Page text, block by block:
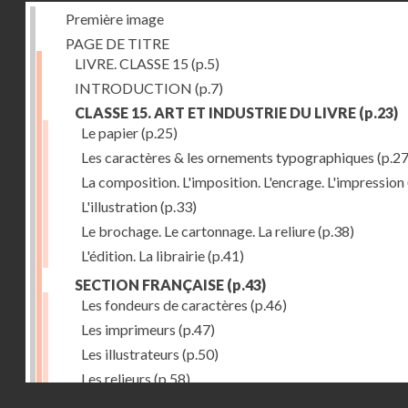
Première image
PAGE DE TITRE
LIVRE. CLASSE 15 (p.5)
INTRODUCTION (p.7)
CLASSE 15. ART ET INDUSTRIE DU LIVRE (p.23)
Le papier(p.25)
Les caractères & les ornements typographiques
La composition. L'imposition. L'encrage. L'impression
L'illustration(p.33)
Le brochage. Le cartonnage. La reliure(p.38)
L'édition. La librairie(p.41)
SECTION FRANÇAISE (p.43)
Les fondeurs de caractères (p.46)
Les imprimeurs (p.47)
Les illustrateurs (p.50)
Les relieurs (p.58)